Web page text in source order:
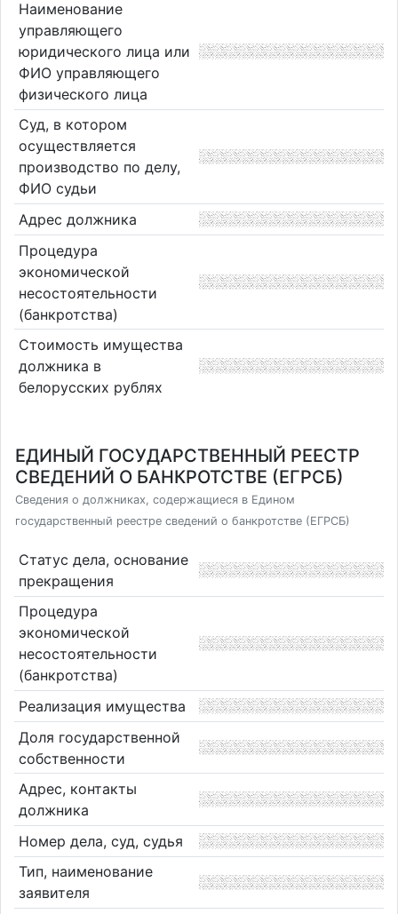
Наименование
управляющего
юридического лица или
ФИО управляющего
физического лица
Суд, в котором
осуществляется
производство по делу,
ФИО судьи
Адрес должника
Процедура
экономической
несостоятельности
(банкротства)
Стоимость имущества
должника в
белорусских рублях
ЕДИНЫЙ ГОСУДАРСТВЕННЫЙ РЕЕСТР
СВЕДЕНИЙ О БАНКРОТСТВЕ (ЕГРСБ)
Сведения о должниках, содержащиеся в Едином
государственный реестре сведений о банкротстве (ЕГРСБ)
Статус дела, основание
прекращения
Процедура
экономической
несостоятельности
(банкротства)
Реализация имущества
Доля государственной
собственности
Адрес, контакты
должника
Номер дела, суд, судья
Тип, наименование
заявителя